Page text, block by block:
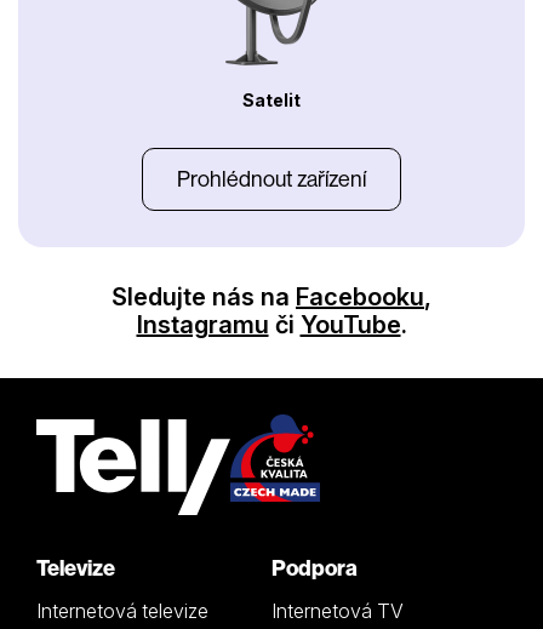
Satelit
Prohlédnout zařízení
Sledujte nás na Facebooku,
Instagramu či YouTube.
Televize
Internetová televize
Podpora
Internetová TV